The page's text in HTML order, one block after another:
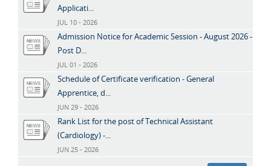
Applicati...
JUL 10 - 2026
Admission Notice for Academic Session - August 2026 -
Post D...
JUL 01 - 2026
Schedule of Certificate verification - General
Apprentice, d...
JUN 29 - 2026
Rank List for the post of Technical Assistant
(Cardiology) -...
JUN 25 - 2026